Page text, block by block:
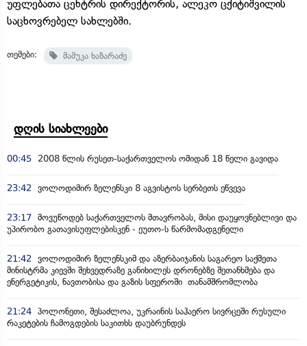
უფლებათა ცენტრის დირექტორის, ალეკო ცქიტიშვილის
საცხოვრებელ სახლებში.
თემები: მამუკა ხაზარაძე
დღის სიახლეები
00:45 2008 წლის რუსეთ-საქართველოს ომიდან 18 წელი გავიდა
23:42 ვოლოდიმირ ზელენსკი 8 აგვისტოს სერბეთს ეწვევა
23:17 მოვუწოდებ საქართველოს მთავრობას, მისი დაუყოვნებლივი და
უპირობო გათავისუფლებისკენ - ეუთო-ს წარმომადგენელი
21:42
ვოლოდიმირ ზელენსკიმ და აზერბაიჯანის საგარეო საქმეთა
მინისტრმა კიევში შეხვედრაზე განიხილეს დრონებზე შეთანხმება და
ენერგეტიკის, ნავთობისა და გაზის სფეროში თანამშრომლობა
21:24 პოლონეთი, შესაძლოა, უკრაინის საჰაერო სივრცეში რუსული
რაკეტების ჩამოგდების საკითხს დაუბრუნდეს